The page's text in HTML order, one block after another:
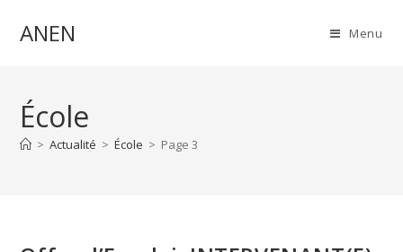
ANEN Menu
École
> Actualité > École > Page 3